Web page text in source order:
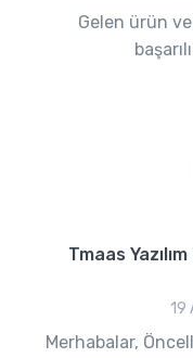
Gelen ürün
Tmaas
19
Merhabalar,